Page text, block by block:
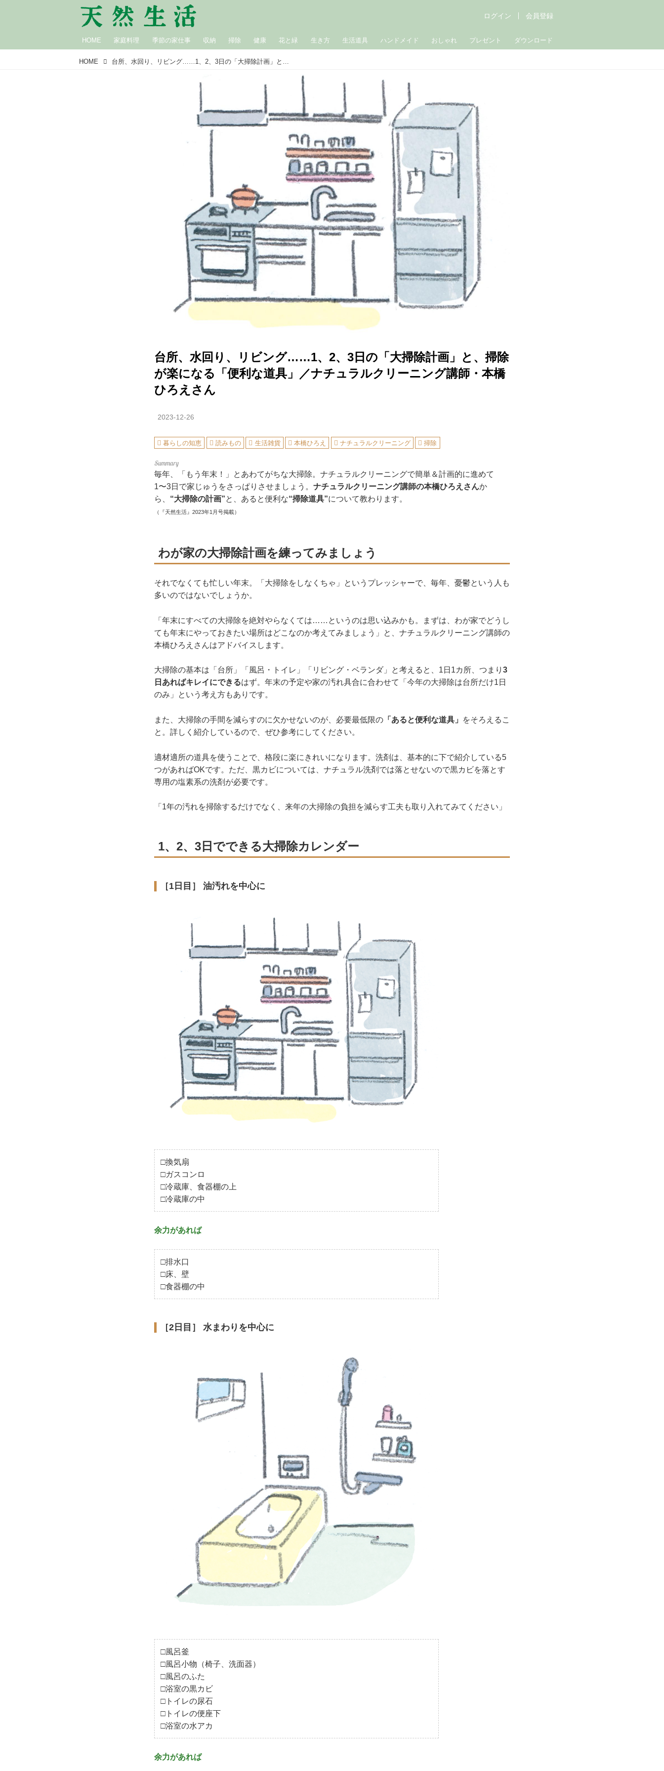
HOME 家庭料理 季節の家仕事 収納 掃除 健康 花と緑 生き方 生活道具 ハンドメイド おしゃれ プレゼント ダウンロード
ログイン 会員登録
HOME 台所、水回り、リビング……1、2、3日の「大掃除計画」と、掃除が楽になる「便利な道具」／ナチュラルクリーニング講師・本橋ひろえさん
台所、水回り、リビング……1、2、3日の「大掃除計画」と、掃除
が楽になる「便利な道具」／ナチュラルクリーニング講師・本橋
ひろえさん
2023-12-26
暮らしの知恵 読みもの 生活雑貨 本橋ひろえ ナチュラルクリーニング 掃除
毎年、「もう年末！」とあわてがちな大掃除。ナチュラルクリーニングで簡単＆計画的に進めて
1〜3日で家じゅうをさっぱりさせましょう。 ナチュラルクリーニング講師の本橋ひろえさんか
ら、 “大掃除の計画”と、あると便利な“掃除道具”について教わります。
（『天然生活』2023年1月号掲載）
わが家の大掃除計画を練ってみましょう
それでなくても忙しい年末。「大掃除をしなくちゃ」というプレッシャーで、毎年、憂鬱という人も
多いのではないでしょうか。
「年末にすべての大掃除を絶対やらなくては……というのは思い込みかも。まずは、わが家でどうし
ても年末にやっておきたい場所はどこなのか考えてみましょう」と、ナチュラルクリーニング講師の
本橋ひろえさんはアドバイスします。
大掃除の基本は「台所」「風呂・トイレ」「リビング・ベランダ」と考えると、1日1カ所、つまり 3
日あればキレイにできるはず。年末の予定や家の汚れ具合に合わせて「今年の大掃除は台所だけ1日
のみ」という考え方もありです。
また、大掃除の手間を減らすのに欠かせないのが、必要最低限の 「あると便利な道具」
をそろえるこ
と。詳しく紹介しているので、ぜひ参考にしてください。
適材適所の道具を使うことで、格段に楽にきれいになります。洗剤は、基本的に下で紹介している5
つがあればOKです。ただ、黒カビについては、ナチュラル洗剤では落とせないので黒カビを落とす
専用の塩素系の洗剤が必要です。
「1年の汚れを掃除するだけでなく、来年の大掃除の負担を減らす工夫も取り入れてみてください」
1、2、3日でできる大掃除カレンダー
［1日目］ 油汚れを中心に
□換気扇
□ガスコンロ
□冷蔵庫、食器棚の上
□冷蔵庫の中
余力があれば
□排水口
□床、壁
□食器棚の中
［2日目］ 水まわりを中心に
□風呂釜
□風呂小物（椅子、洗面器）
□風呂のふた
□浴室の黒カビ
□トイレの尿石
□トイレの便座下
□浴室の水アカ
余力があれば